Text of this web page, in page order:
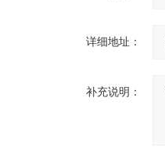
详细地址：
补充说明：